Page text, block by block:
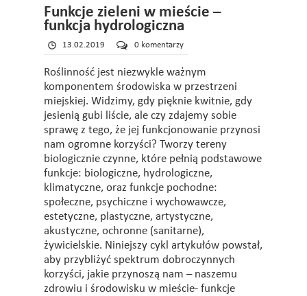
Funkcje zieleni w mieście –
funkcja hydrologiczna
13.02.2019 0 komentarzy
Roślinność jest niezwykle ważnym
komponentem środowiska w przestrzeni
miejskiej. Widzimy, gdy pięknie kwitnie, gdy
jesienią gubi liście, ale czy zdajemy sobie
sprawę z tego, że jej funkcjonowanie przynosi
nam ogromne korzyści? Tworzy tereny
biologicznie czynne, które pełnią podstawowe
funkcje: biologiczne, hydrologiczne,
klimatyczne, oraz funkcje pochodne:
społeczne, psychiczne i wychowawcze,
estetyczne, plastyczne, artystyczne,
akustyczne, ochronne (sanitarne),
żywicielskie. Niniejszy cykl artykułów powstał,
aby przybliżyć spektrum dobroczynnych
korzyści, jakie przynoszą nam – naszemu
zdrowiu i środowisku w mieście- funkcje